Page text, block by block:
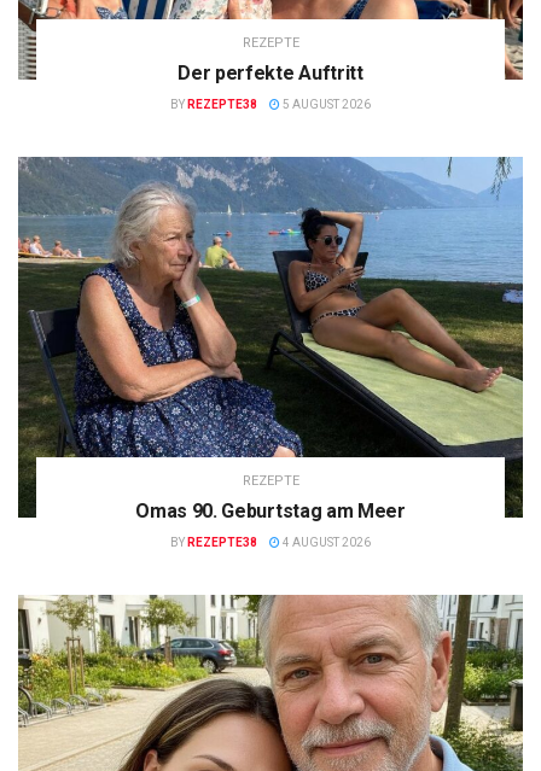
REZEPTE
Der perfekte Auftritt
BY REZEPTE38 5 AUGUST 2026
REZEPTE
Omas 90. Geburtstag am Meer
BY REZEPTE38 4 AUGUST 2026